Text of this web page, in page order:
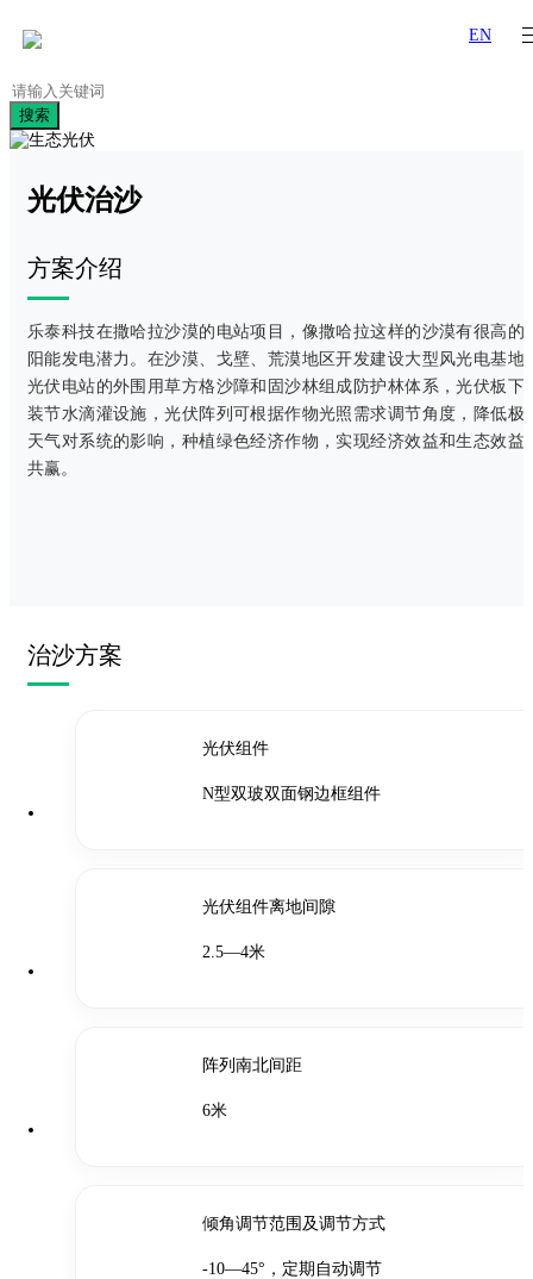
EN
搜索
光伏治沙
方案介绍
乐泰科技在撒哈拉沙漠的电站项目，像撒哈拉这样的沙漠有很高的
阳能发电潜力。在沙漠、戈壁、荒漠地区开发建设大型风光电基地
光伏电站的外围用草方格沙障和固沙林组成防护林体系，光伏板下
装节水滴灌设施，光伏阵列可根据作物光照需求调节角度，降低极
天气对系统的影响，种植绿色经济作物，实现经济效益和生态效益
共赢。
治沙方案
光伏组件
N型双玻双面钢边框组件
光伏组件离地间隙
2.5—4米
阵列南北间距
6米
倾角调节范围及调节方式
-10—45°，定期自动调节